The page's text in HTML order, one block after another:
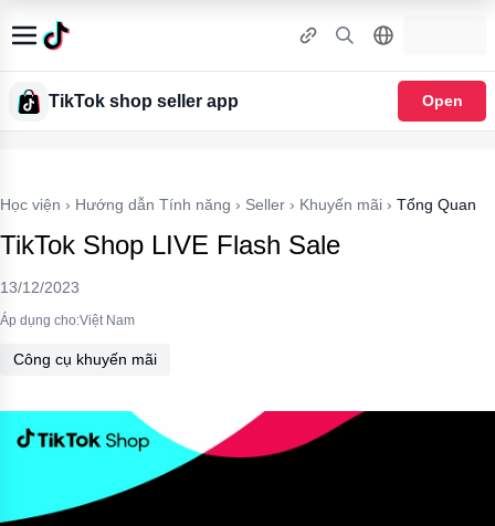
TikTok shop seller app Open
Học viện › Hướng dẫn Tính năng › Seller › Khuyến mãi › Tổng Quan
TikTok Shop LIVE Flash Sale
13/12/2023
Áp dụng cho:Việt Nam
Công cụ khuyến mãi